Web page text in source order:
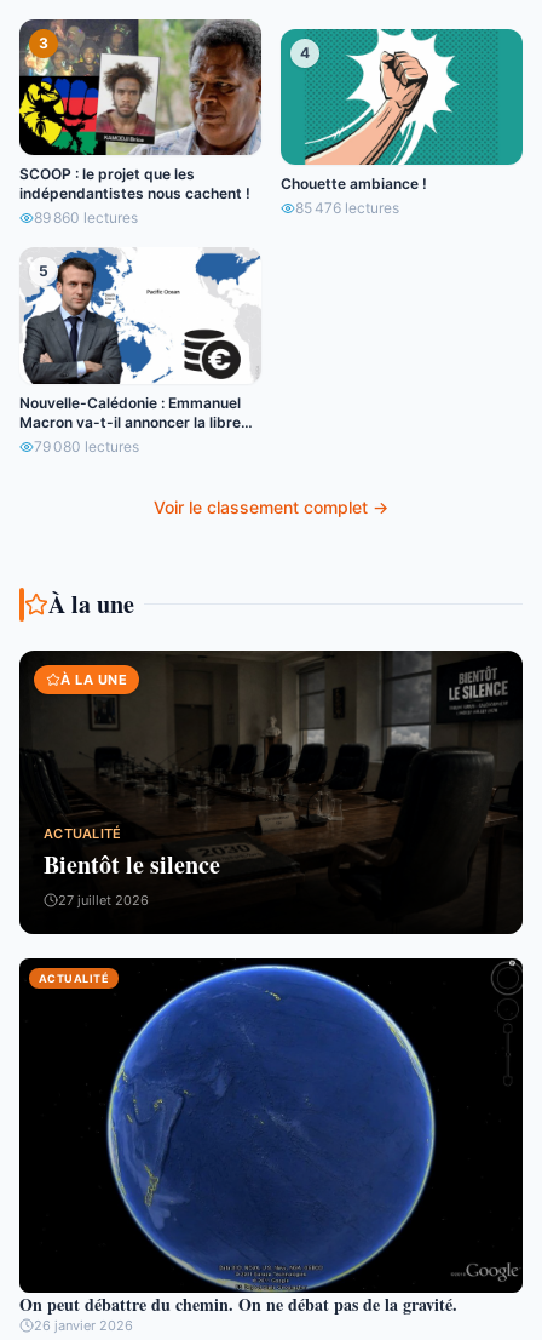
3
SCOOP : le projet que les
indépendantistes nous cachent !
89 860 lectures
4
Chouette ambiance !
85 476 lectures
5
Nouvelle-Calédonie : Emmanuel
Macron va-t-il annoncer la libre
circulation de l’euro ?
79 080 lectures
Voir le classement complet →
À la une
À LA UNE
ACTUALITÉ
Bientôt le silence
27 juillet 2026
ACTUALITÉ
On peut débattre du chemin. On ne débat pas de la gravité.
26 janvier 2026